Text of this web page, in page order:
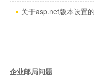
关于asp.net版本设置
企业邮局问题